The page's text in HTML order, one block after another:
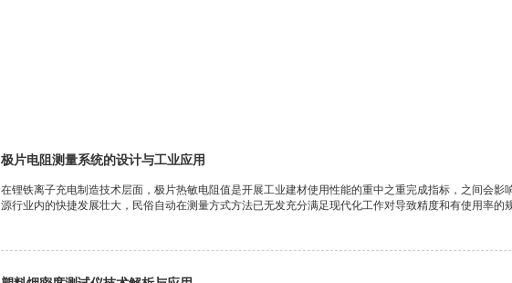
极片电阻测量系统的设计与工业应用
在锂铁离子充电制造技术层面，极片热敏电阻值是开展工业建材使用性能的重中之重完成指标，之间会
源行业内的快捷发展壮大，民俗自动在测量方式方法已无发充分满足现代化工作对导致精度和有使用率的